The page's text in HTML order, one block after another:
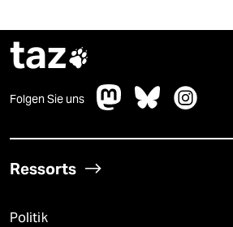
taz
Folgen Sie uns
Ressorts
Politik